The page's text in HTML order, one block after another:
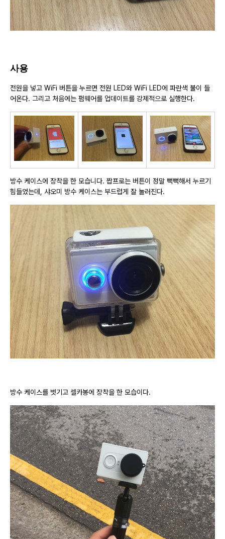
사용
전원을 넣고 WiFi 버튼을 누르면 전원 LED와 WiFi LED에 파란색 불이 들
어온다. 그리고 처음에는 펌웨어를 업데이트를 강제적으로 실행한다.
방수 케이스에 장착을 한 모습니다. 짭프로는 버튼이 정말 뻑뻑해서 누르기
힘들었는데, 샤오미 방수 케이스는 부드럽게 잘 눌러진다.
방수 케이스를 벗기고 셀카봉에 장착을 한 모습이다.